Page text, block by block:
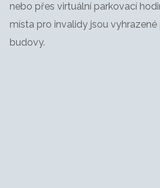
nebo přes virtuální parkovací
místa pro invalidy jsou
budovy.